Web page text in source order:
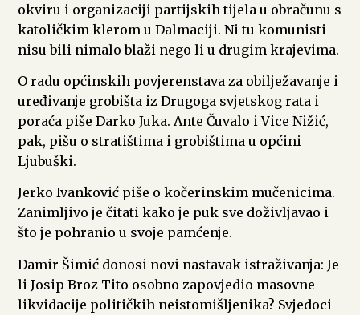
okviru i organizaciji partijskih tijela u obračunu s
katoličkim klerom u Dalmaciji. Ni tu komunisti
nisu bili nimalo blaži nego li u drugim krajevima.
O radu općinskih povjerenstava za obilježavanje i
uređivanje grobišta iz Drugoga svjetskog rata i
poraća piše Darko Juka. Ante Čuvalo i Vice Nižić,
pak, pišu o stratištima i grobištima u općini
Ljubuški.
Jerko Ivanković piše o kočerinskim mučenicima.
Zanimljivo je čitati kako je puk sve doživljavao i
što je pohranio u svoje pamćenje.
Damir Šimić donosi novi nastavak istraživanja: Je
li Josip Broz Tito osobno zapovjedio masovne
likvidacije političkih neistomišljenika? Svjedoci